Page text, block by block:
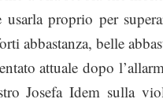
usarla proprio per
abbastanza, belle
attuale dopo
Josefa Idem sulla